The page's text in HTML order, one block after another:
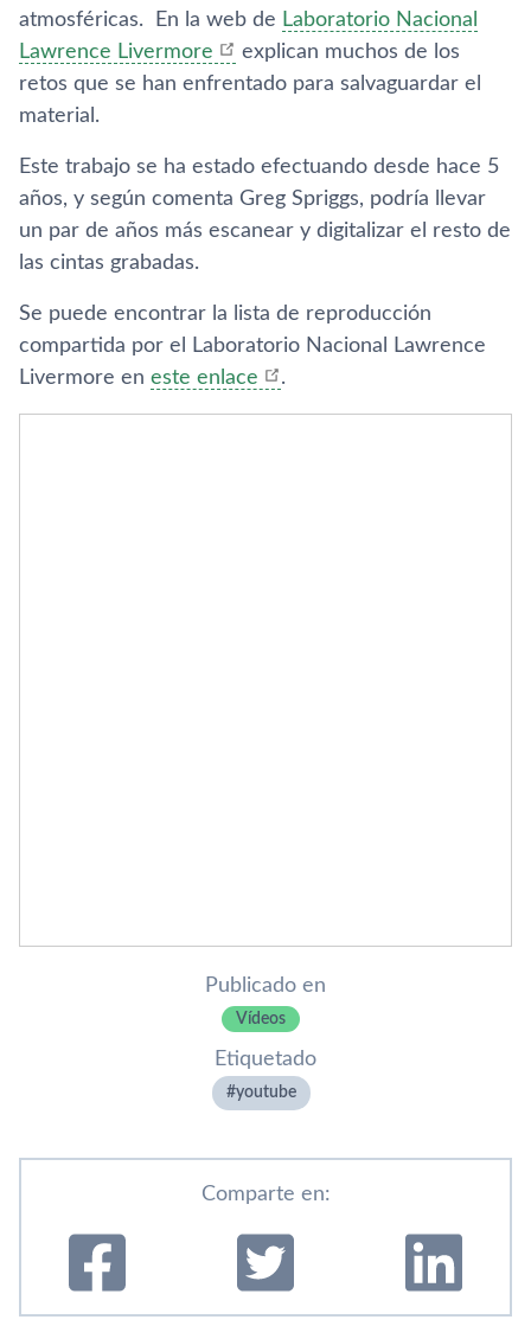
atmosféricas. En la web de Laboratorio Nacional
Lawrence Livermore
explican muchos de los
retos que se han enfrentado para salvaguardar el
material.
Este trabajo se ha estado efectuando desde hace 5
años, y según comenta Greg Spriggs, podrí­a llevar
un par de años más escanear y digitalizar el resto de
las cintas grabadas.
Se puede encontrar la lista de reproducción
compartida por el Laboratorio Nacional Lawrence
Livermore en este enlace .
Publicado en
Ví­deos
Etiquetado
youtube
Comparte en: